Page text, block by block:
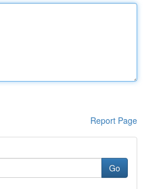
Report Page
Go